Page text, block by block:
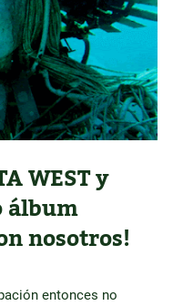
WEST y
álbum
nosotros!
entonces no